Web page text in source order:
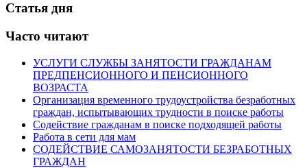
Статья дня
Часто читают
УСЛУГИ СЛУЖБЫ ЗАНЯТОСТИ ГРАЖДАНАМ
ПРЕДПЕНСИОННОГО И ПЕНСИОННОГО
ВОЗРАСТА
Организация временного трудоустройства безработных
граждан, испытывающих трудности в поиске работы
Содействие гражданам в поиске подходящей работы
Работа в сети для мам
СОДЕЙСТВИЕ САМОЗАНЯТОСТИ БЕЗРАБОТНЫХ
ГРАЖДАН